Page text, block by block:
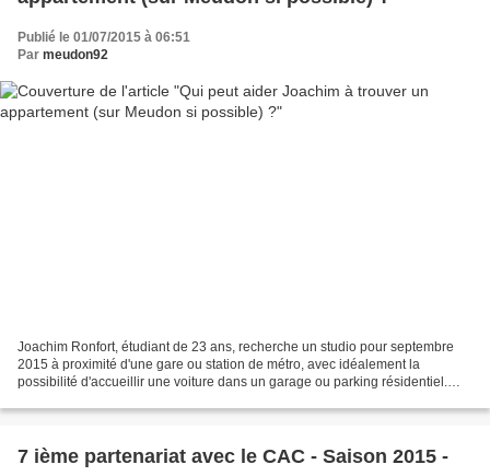
Publié le 01/07/2015 à 06:51
Par meudon92
Joachim Ronfort, étudiant de 23 ans, recherche un studio pour septembre
2015 à proximité d'une gare ou station de métro, avec idéalement la
possibilité d'accueillir une voiture dans un garage ou parking résidentiel.
7 ième partenariat avec le CAC - Saison 2015 -